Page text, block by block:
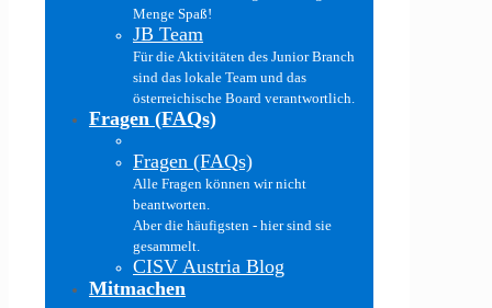
Menge Spaß!
JB Team
Für die Aktivitäten des Junior Branch
sind das lokale Team und das
österreichische Board verantwortlich.
Fragen (FAQs)
Fragen (FAQs)
Alle Fragen können wir nicht
beantworten.
Aber die häufigsten - hier sind sie
gesammelt.
CISV Austria Blog
Mitmachen